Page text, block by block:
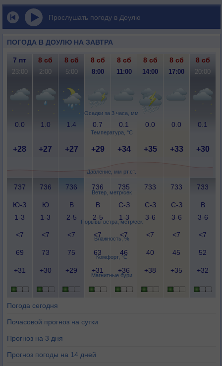
Прослушать погоду в Доулю
ПОГОДА В ДОУЛЮ НА ЗАВТРА
Осадки за 3 часа, мм
Температура, °C
Давление, мм рт.ст.
Ветер, метр/сек
Порывы ветра, метр/сек
Влажность, %
Комфорт, °C
Магнитные бури
7 пт 8 сб 8 сб 8 сб 8 сб 8 сб 8 сб 8 сб
23:00 2:00 5:00 8:00 11:00 14:00 17:00 20:00
0.0 1.0 1.4 0.7 0.1 0.0 0.0 0.1
+28 +27 +27 +29 +34 +35 +33 +30
737 736 736 736 735 733 733 733
Ю-З
1-3
Ю
1-3
В
2-5
В
2-5
С-З
1-3
С-З
3-6
С-З
3-6
В
3-6
<7 <7 <7 <7 <7 <7 <7 <7
69 73 75 63 46 40 45 52
+31 +30 +29 +31 +36 +38 +35 +32
Погода сегодня
Почасовой прогноз на сутки
Прогноз на 3 дня
Прогноз погоды на 14 дней